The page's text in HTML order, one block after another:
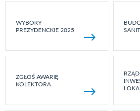
WYBORY
PREZYDENCKIE 2025
ZGŁOŚ AWARIĘ
KOLEKTORA